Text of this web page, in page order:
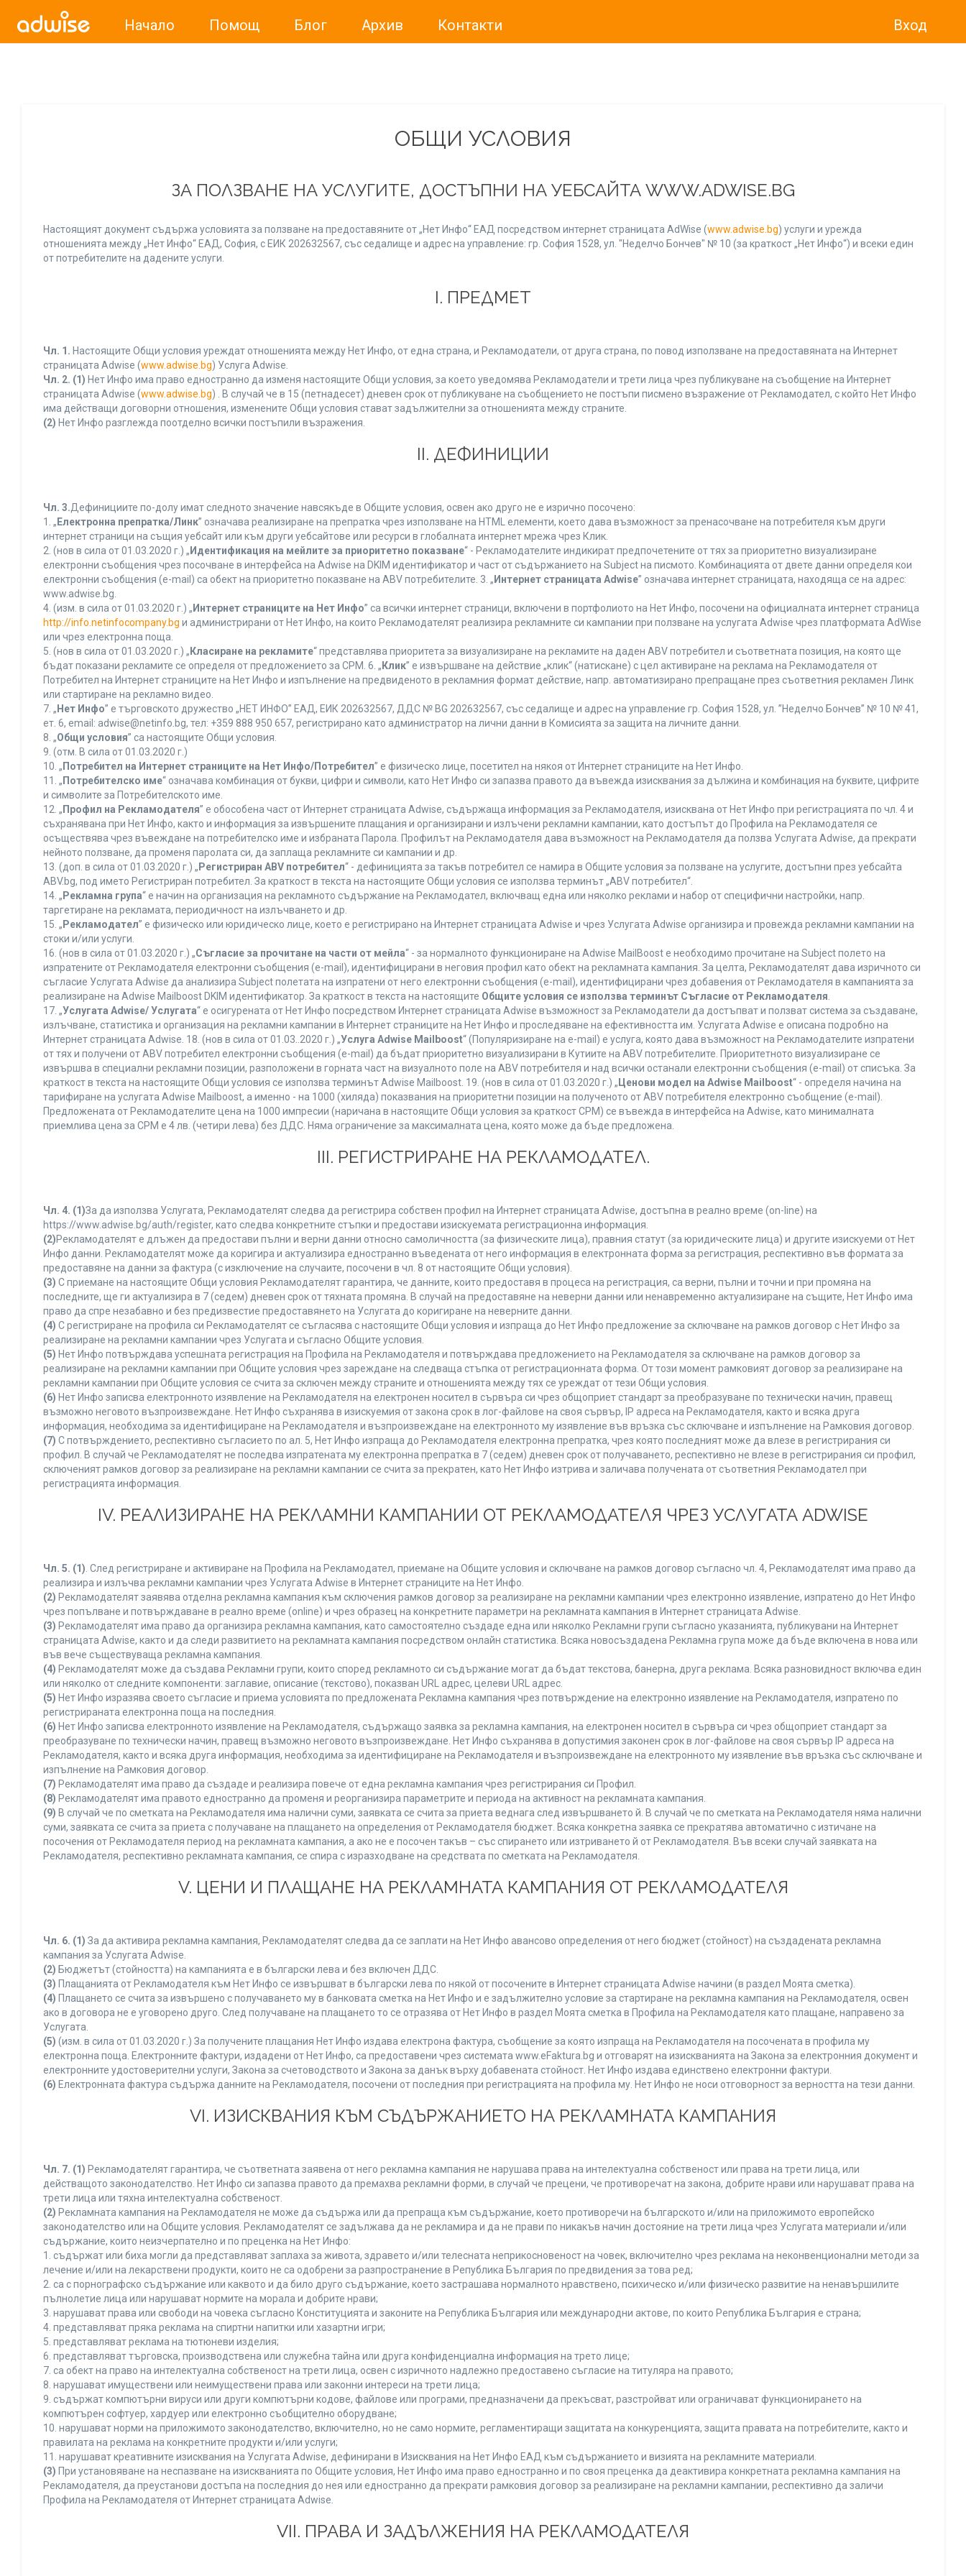
Начало Помощ Блог Архив Контакти Вход
ОБЩИ УСЛОВИЯ
ЗА ПОЛЗВАНЕ НА УСЛУГИТЕ, ДОСТЪПНИ НА УЕБСАЙТА WWW.ADWISE.BG
Настоящият документ съдържа условията за ползване на предоставяните от „Нет Инфо“ ЕАД посредством интернет страницата AdWise (www.adwise.bg) услуги и урежда
отношенията между „Нет Инфо“ ЕАД, София, с ЕИК 202632567, със седалище и адрес на управление: гр. София 1528, ул. "Неделчо Бончев" № 10 (за краткост „Нет Инфо“) и всеки един
от потребителите на дадените услуги.
І. ПРЕДМЕТ
Чл. 1. Настоящите Общи условия уреждат отношенията между Нет Инфо, от една страна, и Рекламодатели, от друга страна, по повод използване на предоставяната на Интернет
страницата Adwise (www.adwise.bg) Услуга Adwise.
Чл. 2. (1) Нет Инфо има право едностранно да изменя настоящите Общи условия, за което уведомява Рекламодатели и трети лица чрез публикуване на съобщение на Интернет
страницата Adwise (www.adwise.bg) . В случай че в 15 (петнадесет) дневен срок от публикуване на съобщението не постъпи писмено възражение от Рекламодател, с който Нет Инфо
има действащи договорни отношения, изменените Общи условия стават задължителни за отношенията между страните.
(2) Нет Инфо разглежда поотделно всички постъпили възражения.
ІІ. ДЕФИНИЦИИ
Чл. 3.Дефинициите по-долу имат следното значение навсякъде в Общите условия, освен ако друго не е изрично посочено:
1. „ Електронна препратка/Линк” означава реализиране на препратка чрез използване на HTML елементи, което дава възможност за пренасочване на потребителя към други
интернет страници на същия уебсайт или към други уебсайтове или ресурси в глобалната интернет мрежа чрез Клик.
2. (нов в сила от 01.03.2020 г.) „ Идентификация на мейлите за приоритетно показване“ - Рекламодателите индикират предпочетените от тях за приоритетно визуализиране
електронни съобщения чрез посочване в интерфейса на Adwise на DKIM идентификатор и част от съдържанието на Subject на писмото. Комбинацията от двете данни определя кои
електронни съобщения (e-mail) са обект на приоритетно показване на ABV потребителите. 3. „ Интернет страницата Adwise” означава интернет страницата, находяща се на адрес:
www.adwise.bg.
4. (изм. в сила от 01.03.2020 г.) „ Интернет страниците на Нет Инфо” са всички интернет страници, включени в портфолиото на Нет Инфо, посочени на официалната интернет страница
http://info.netinfocompany.bg и администрирани от Нет Инфо, на които Рекламодателят реализира рекламните си кампании при ползване на услугата Adwise чрез платформата AdWise
или чрез електронна поща.
5. (нов в сила от 01.03.2020 г.) „ Класиране на рекламите“ представлява приоритета за визуализиране на рекламите на даден ABV потребител и съответната позиция, на която ще
бъдат показани рекламите се определя от предложението за CPM. 6. „ Клик” е извършване на действие „клик“ (натискане) с цел активиране на реклама на Рекламодателя от
Потребител на Интернет страниците на Нет Инфо и изпълнение на предвиденото в рекламния формат действие, напр. автоматизирано препращане през съответния рекламен Линк
или стартиране на рекламно видео.
7. „ Нет Инфо” е търговското дружество „НЕТ ИНФО” ЕАД, ЕИК 202632567, ДДС № BG 202632567, със седалище и адрес на управление гр. София 1528, ул. ”Неделчо Бончев” № 10 № 41,
ет. 6, еmail: adwise@netinfo.bg, тел: +359 888 950 657, регистрирано като администратор на лични данни в Комисията за защита на личните данни.
8. „Общи условия” са настоящите Общи условия.
9. (отм. В сила от 01.03.2020 г.)
10. „ Потребител на Интернет страниците на Нет Инфо/Потребител” е физическо лице, посетител на някоя от Интернет страниците на Нет Инфо.
11. „ Потребителско име“ означава комбинация от букви, цифри и символи, като Нет Инфо си запазва правото да въвежда изисквания за дължина и комбинация на буквите, цифрите
и символите за Потребителското име.
12. „ Профил на Рекламодателя” е обособена част от Интернет страницата Adwise, съдържаща информация за Рекламодателя, изисквана от Нет Инфо при регистрацията по чл. 4 и
съхранявана при Нет Инфо, както и информация за извършените плащания и организирани и излъчени рекламни кампании, като достъпът до Профила на Рекламодателя се
осъществява чрез въвеждане на потребителско име и избраната Парола. Профилът на Рекламодателя дава възможност на Рекламодателя да ползва Услугата Adwise, да прекрати
нейното ползване, да променя паролата си, да заплаща рекламните си кампании и др.
13. (доп. в сила от 01.03.2020 г.) „ Регистриран ABV потребител“ - дефиницията за такъв потребител се намира в Общите условия за ползване на услугите, достъпни през уебсайта
ABV.bg, под името Регистриран потребител. За краткост в текста на настоящите Общи условия се използва терминът „ABV потребител“.
14. „ Рекламна група“ е начин на организация на рекламното съдържание на Рекламодател, включващ една или няколко реклами и набор от специфични настройки, напр.
таргетиране на рекламата, периодичност на излъчването и др.
15. „ Рекламодател” е физическо или юридическо лице, което е регистрирано на Интернет страницата Adwise и чрез Услугата Adwise организира и провежда рекламни кампании на
стоки и/или услуги.
16. (нов в сила от 01.03.2020 г.) „Съгласие за прочитане на части от мейла“ - за нормалното функциониране на Adwise MailBoost е необходимо прочитане на Subject полето на
изпратените от Рекламодателя електронни съобщения (e-mail), идентифицирани в неговия профил като обект на рекламната кампания. За целта, Рекламодателят дава изричното си
съгласие Услугата Adwise да анализира Subject полетата на изпратени от него електронни съобщения (e-mail), идентифицирани чрез добавения от Рекламодателя в кампанията за
реализиране на Adwise Mailboost DKIM идентификатор. За краткост в текста на настоящите Общите условия се използва терминът Съгласие от Рекламодателя
17. „Услугата Adwise/ Услугата“ е осигурената от Нет Инфо посредством Интернет страницата Adwise възможност за Рекламодатели да достъпват и ползват система за създаване,
излъчване, статистика и организация на рекламни кампании в Интернет страниците на Нет Инфо и проследяване на ефективността им. Услугата Adwise е описана подробно на
Интернет страницата Adwise. 18. (нов в сила от 01.03..2020 г.) „Услуга Adwise Mailboost“ (Популяризиране на e-mail) е услуга, която дава възможност на Рекламодателите изпратени
от тях и получени от ABV потребител електронни съобщения (e-mail) да бъдат приоритетно визуализирани в Кутиите на ABV потребителите. Приоритетното визуализиране се
извършва в специални рекламни позиции, разположени в горната част на визуалното поле на ABV потребителя и над всички останали електронни съобщения (e-mail) от списъка. За
краткост в текста на настоящите Общи условия се използва терминът Adwise Mailboost. 19. (нов в сила от 01.03.2020 г.) „ Ценови модел на Adwise Mailboost“ - определя начина на
тарифиране на услугата Adwise Mailboost, а именно - на 1000 (хиляда) показвания на приоритетни позиции на полученото от ABV потребителя електронно съобщение (e-mail).
Предложената от Рекламодателите цена на 1000 импресии (наричана в настоящите Общи условия за краткост CPM) се въвежда в интерфейса на Adwise, като минималната
приемлива цена за CPM е 4 лв. (четири лева) без ДДС. Няма ограничение за максималната цена, която може да бъде предложена.
ІІІ. РЕГИСТРИРАНЕ НА РЕКЛАМОДАТЕЛ.
Чл. 4. (1)За да използва Услугата, Рекламодателят следва да регистрира собствен профил на Интернет страницата Adwise, достъпна в реално време (on-line) на
https://www.adwise.bg/auth/register, като следва конкретните стъпки и предостави изискуемата регистрационна информация.
(2)Рекламодателят е длъжен да предостави пълни и верни данни относно самоличността (за физическите лица), правния статут (за юридическите лица) и другите изискуеми от Нет
Инфо данни. Рекламодателят може да коригира и актуализира едностранно въведената от него информация в електронната форма за регистрация, респективно във формата за
предоставяне на данни за фактура (с изключение на случаите, посочени в чл. 8 от настоящите Общи условия).
(3) С приемане на настоящите Общи условия Рекламодателят гарантира, че данните, които предоставя в процеса на регистрация, са верни, пълни и точни и при промяна на
последните, ще ги актуализира в 7 (седем) дневен срок от тяхната промяна. В случай на предоставяне на неверни данни или ненавременно актуализиране на същите, Нет Инфо има
право да спре незабавно и без предизвестие предоставянето на Услугата до коригиране на неверните данни.
(4) С регистриране на профила си Рекламодателят се съгласява с настоящите Общи условия и изпраща до Нет Инфо предложение за сключване на рамков договор с Нет Инфо за
реализиране на рекламни кампании чрез Услугата и съгласно Общите условия.
(5) Нет Инфо потвърждава успешната регистрация на Профила на Рекламодателя и потвърждава предложението на Рекламодателя за сключване на рамков договор за
реализиране на рекламни кампании при Общите условия чрез зареждане на следваща стъпка от регистрационната форма. От този момент рамковият договор за реализиране на
рекламни кампании при Общите условия се счита за сключен между страните и отношенията между тях се уреждат от тези Общи условия.
(6) Нет Инфо записва електронното изявление на Рекламодателя на електронен носител в сървъра си чрез общоприет стандарт за преобразуване по технически начин, правещ
възможно неговото възпроизвеждане. Нет Инфо съхранява в изискуемия от закона срок в лог-файлове на своя сървър, IP адреса на Рекламодателя, както и всяка друга
информация, необходима за идентифициране на Рекламодателя и възпроизвеждане на електронното му изявление във връзка със сключване и изпълнение на Рамковия договор.
(7) С потвърждението, респективно съгласието по ал. 5, Нет Инфо изпраща до Рекламодателя електронна препратка, чрез която последният може да влезе в регистрирания си
профил. В случай че Рекламодателят не последва изпратената му електронна препратка в 7 (седем) дневен срок от получаването, респективно не влезе в регистрирания си профил,
сключеният рамков договор за реализиране на рекламни кампании се счита за прекратен, като Нет Инфо изтрива и заличава получената от съответния Рекламодател при
регистрацията информация.
IV. РЕАЛИЗИРАНЕ НА РЕКЛАМНИ КАМПАНИИ ОТ РЕКЛАМОДАТЕЛЯ ЧРЕЗ УСЛУГАТА ADWISE
Чл. 5. (1) . След регистриране и активиране на Профила на Рекламодател, приемане на Общите условия и сключване на рамков договор съгласно чл. 4, Рекламодателят има право да
реализира и излъчва рекламни кампании чрез Услугата Adwise в Интернет страниците на Нет Инфо.
(2) Рекламодателят заявява отделна рекламна кампания към сключения рамков договор за реализиране на рекламни кампании чрез електронно изявление, изпратено до Нет Инфо
чрез попълване и потвърждаване в реално време (online) и чрез образец на конкретните параметри на рекламната кампания в Интернет страницата Adwise.
(3) Рекламодателят има право да организира рекламна кампания, като самостоятелно създаде една или няколко Рекламни групи съгласно указанията, публикувани на Интернет
страницата Adwise, както и да следи развитието на рекламната кампания посредством онлайн статистика. Всяка новосъздадена Рекламна група може да бъде включена в нова или
във вече съществуваща рекламна кампания.
(4) Рекламодателят може да създава Рекламни групи, които според рекламното си съдържание могат да бъдат текстова, банерна, друга реклама. Всяка разновидност включва един
или няколко от следните компоненти: заглавие, описание (текстово), показван URL адрес, целеви URL адрес.
(5) Нет Инфо изразява своето съгласие и приема условията по предложената Рекламна кампания чрез потвърждение на електронно изявление на Рекламодателя, изпратено по
регистрираната електронна поща на последния.
(6) Нет Инфо записва електронното изявление на Рекламодателя, съдържащо заявка за рекламна кампания, на електронен носител в сървъра си чрез общоприет стандарт за
преобразуване по технически начин, правещ възможно неговото възпроизвеждане. Нет Инфо съхранява в допустимия законен срок в лог-файлове на своя сървър IP адреса на
Рекламодателя, както и всяка друга информация, необходима за идентифициране на Рекламодателя и възпроизвеждане на електронното му изявление във връзка със сключване и
изпълнение на Рамковия договор.
(7) Рекламодателят има право да създаде и реализира повече от една рекламна кампания чрез регистрирания си Профил.
(8) Рекламодателят има правото едностранно да променя и реорганизира параметрите и периода на активност на рекламната кампания.
(9) В случай че по сметката на Рекламодателя има налични суми, заявката се счита за приета веднага след извършването й. В случай че по сметката на Рекламодателя няма налични
суми, заявката се счита за приета с получаване на плащането на определения от Рекламодателя бюджет. Всяка конкретна заявка се прекратява автоматично с изтичане на
посочения от Рекламодателя период на рекламната кампания, а ако не е посочен такъв – със спирането или изтриването й от Рекламодателя. Във всеки случай заявката на
Рекламодателя, респективно рекламната кампания, се спира с изразходване на средствата по сметката на Рекламодателя.
V. ЦЕНИ И ПЛАЩАНЕ НА РЕКЛАМНАТА КАМПАНИЯ ОТ РЕКЛАМОДАТЕЛЯ
Чл. 6. (1) За да активира рекламна кампания, Рекламодателят следва да се заплати на Нет Инфо авансово определения от него бюджет (стойност) на създадената рекламна
кампания за Услугата Adwise.
(2) Бюджетът (стойността) на кампанията е в български лева и без включен ДДС.
(3) Плащанията от Рекламодателя към Нет Инфо се извършват в български лева по някой от посочените в Интернет страницата Adwise начини (в раздел Моята сметка).
(4) Плащането се счита за извършено с получаването му в банковата сметка на Нет Инфо и е задължително условие за стартиране на рекламна кампания на Рекламодателя, освен
ако в договора не е уговорено друго. След получаване на плащането то се отразява от Нет Инфо в раздел Моята сметка в Профила на Рекламодателя като плащане, направено за
Услугата.
(5) (изм. в сила от 01.03.2020 г.) За получените плащания Нет Инфо издава електрона фактура, съобщение за която изпраща на Рекламодателя на посочената в профила му
електронна поща. Електронните фактури, издадени от Нет Инфо, са предоставени чрез системата www.eFaktura.bg и отговарят на изискванията на Закона за електронния документ и
електронните удостоверителни услуги, Закона за счетоводството и Закона за данък върху добавената стойност. Нет Инфо издава единствено електронни фактури.
(6) Електронната фактура съдържа данните на Рекламодателя, посочени от последния при регистрацията на профила му. Нет Инфо не носи отговорност за верността на тези данни.
VI. ИЗИСКВАНИЯ КЪМ СЪДЪРЖАНИЕТО НА РЕКЛАМНАТА КАМПАНИЯ
Чл. 7. (1) Рекламодателят гарантира, че съответната заявена от него рекламна кампания не нарушава права на интелектуална собственост или права на трети лица, или
действащото законодателство. Нет Инфо си запазва правото да премахва рекламни форми, в случай че прецени, че противоречат на закона, добрите нрави или нарушават права на
трети лица или тяхна интелектуална собственост.
(2) Рекламната кампания на Рекламодателя не може да съдържа или да препраща към съдържание, което противоречи на българското и/или на приложимото европейско
законодателство или на Общите условия. Рекламодателят се задължава да не рекламира и да не прави по никакъв начин достояние на трети лица чрез Услугата материали и/или
съдържание, които неизчерпателно и по преценка на Нет Инфо:
1. съдържат или биха могли да представляват заплаха за живота, здравето и/или телесната неприкосновеност на човек, включително чрез реклама на неконвенционални методи за
лечение и/или на лекарствени продукти, които не са одобрени за разпространение в Република България по предвидения за това ред;
2. са с порнографско съдържание или каквото и да било друго съдържание, което застрашава нормалното нравствено, психическо и/или физическо развитие на ненавършилите
пълнолетие лица или нарушават нормите на морала и добрите нрави;
3. нарушават права или свободи на човека съгласно Конституцията и законите на Република България или международни актове, по които Република България е страна;
4. представляват пряка реклама на спиртни напитки или хазартни игри;
5. представляват реклама на тютюневи изделия;
6. представляват търговска, производствена или служебна тайна или друга конфиденциална информация на трето лице;
7. са обект на право на интелектуална собственост на трети лица, освен с изричното надлежно предоставено съгласие на титуляра на правото;
8. нарушават имуществени или неимуществени права или законни интереси на трети лица;
9. съдържат компютърни вируси или други компютърни кодове, файлове или програми, предназначени да прекъсват, разстройват или ограничават функционирането на
компютърен софтуер, хардуер или електронно съобщително оборудване;
10. нарушават норми на приложимото законодателство, включително, но не само нормите, регламентиращи защитата на конкуренцията, защита правата на потребителите, както и
правилата на реклама на конкретните продукти и/или услуги;
11. нарушават креативните изисквания на Услугата Adwise, дефинирани в Изисквания на Нет Инфо ЕАД към съдържанието и визията на рекламните материали.
(3) При установяване на неспазване на изискванията по Общите условия, Нет Инфо има право едностранно и по своя преценка да деактивира конкретната рекламна кампания на
Рекламодателя, да преустанови достъпа на последния до нея или едностранно да прекрати рамковия договор за реализиране на рекламни кампании, респективно да заличи
Профила на Рекламодателя от Интернет страницата Adwise.
VII. ПРАВА И ЗАДЪЛЖЕНИЯ НА РЕКЛАМОДАТЕЛЯ